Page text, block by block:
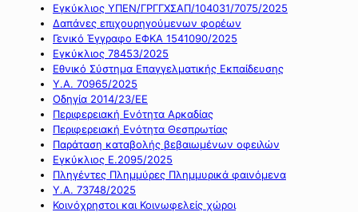
Εγκύκλιος ΥΠΕΝ/ΓΡΓΓΧΣΑΠ/104031/7075/2025
Δαπάνες επιχουρηγούμενων φορέων
Γενικό Έγγραφο ΕΦΚΑ 1541090/2025
Εγκύκλιος 78453/2025
Εθνικό Σύστημα Επαγγελματικής Εκπαίδευσης
Υ.Α. 70965/2025
Οδηγία 2014/23/ΕΕ
Περιφερειακή Ενότητα Αρκαδίας
Περιφερειακή Ενότητα Θεσπρωτίας
Παράταση καταβολής βεβαιωμένων οφειλών
Εγκύκλιος Ε.2095/2025
Πληγέντες Πλημμύρες Πλημμυρικά φαινόμενα
Υ.Α. 73748/2025
Κοινόχρηστοι και Κοινωφελείς χώροι